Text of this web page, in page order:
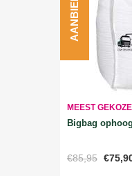
MEEST
Bigbag
€85,95